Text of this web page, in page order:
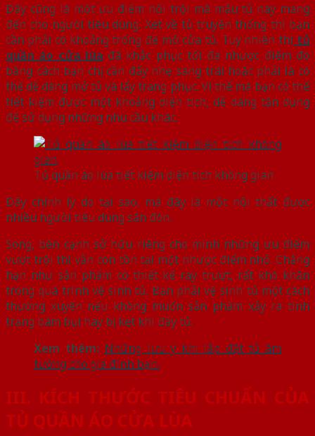
Đây cũng là một ưu điểm nổi trội mà mẫu tủ này mang
đến cho người tiêu dùng. Xét về tủ truyền thống thì bạn
cần phải có khoảng trống để mở cửa tủ. Tuy nhiên thì tủ
quần áo cửa lùa đã khắc phục tối đa nhược điểm đó
bằng cách bạn chị cần đẩy nhẹ sang trái hoặc phải là có
thể dễ dàng mở tủ và lấy trang phục. Vì thế mà bạn có thể
tiết kiệm được một khoảng diện tích, dễ dàng tận dụng
để sử dụng những nhu cầu khác.
Tủ quần áo lùa tiết kiệm diện tích không gian
Đây chính lý do tại sao, mà đây là một nội thất được
nhiều người tiêu dùng săn đón.
Song, bên cạnh sở hữu riêng cho mình những ưu điểm
vượt trội thì vẫn còn tồn tại một nhược điểm nhỏ. Chẳng
hạn như sản phẩm có thiết kế ray trượt, rất khó khăn
trong quá trình vệ sinh tủ. Bạn phải vệ sinh tủ một cách
thường xuyên nếu không muốn sản phẩm xảy ra tình
trạng bám bụi hay bị kẹt khi đẩy tủ.
Xem thêm: Những lưu ý khi lắp đặt tủ âm
tường cho gia đình bạn.
III. KÍCH THƯỚC TIÊU CHUẨN CỦA
TỦ QUẦN ÁO CỬA LÙA